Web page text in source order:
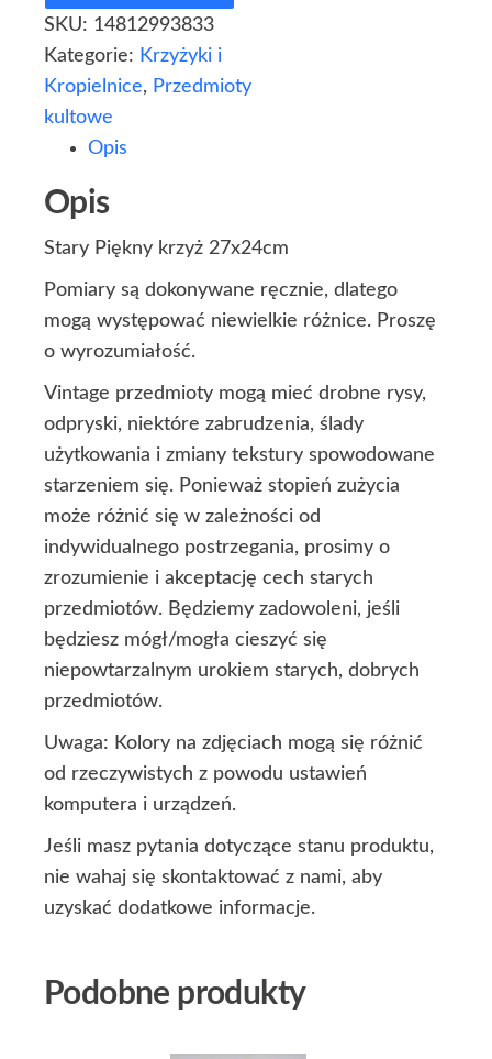
SKU: 14812993833
Kategorie: Krzyżyki i
Kropielnice, Przedmioty
kultowe
Opis
Opis
Stary Piękny krzyż 27x24cm
Pomiary są dokonywane ręcznie, dlatego
mogą występować niewielkie różnice. Proszę
o wyrozumiałość.
Vintage przedmioty mogą mieć drobne rysy,
odpryski, niektóre zabrudzenia, ślady
użytkowania i zmiany tekstury spowodowane
starzeniem się. Ponieważ stopień zużycia
może różnić się w zależności od
indywidualnego postrzegania, prosimy o
zrozumienie i akceptację cech starych
przedmiotów. Będziemy zadowoleni, jeśli
będziesz mógł/mogła cieszyć się
niepowtarzalnym urokiem starych, dobrych
przedmiotów.
Uwaga: Kolory na zdjęciach mogą się różnić
od rzeczywistych z powodu ustawień
komputera i urządzeń.
Jeśli masz pytania dotyczące stanu produktu,
nie wahaj się skontaktować z nami, aby
uzyskać dodatkowe informacje.
Podobne produkty